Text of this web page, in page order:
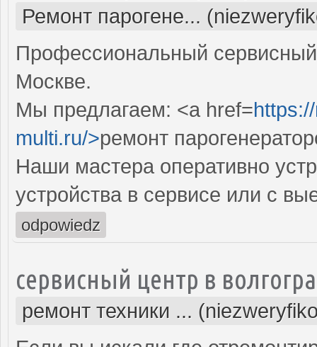
Ремонт парогене...
Профессиональный
Москве.
Мы предлагаем: <a href=
multi.ru/>ремонт
Наши мастера оперативно
устройства в сервисе или с
odpowiedz
сервисный центр в
ремонт техники ...